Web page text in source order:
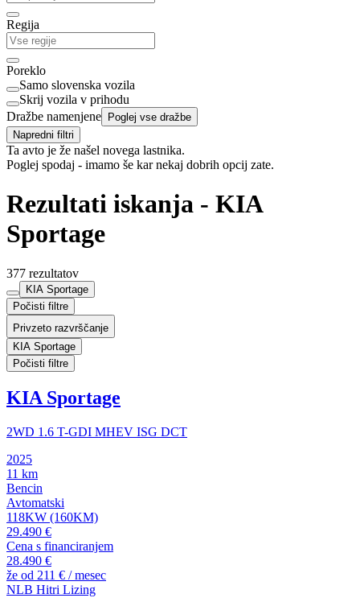
Regija
Poreklo
Samo slovenska vozila
Skrij vozila v prihodu
Dražbe namenjene Poglej vse dražbe
Napredni filtri
Ta avto je že našel novega lastnika.
Poglej spodaj - imamo še kar nekaj dobrih opcij zate.
Rezultati iskanja - KIA
Sportage
377 rezultatov
KIA Sportage
Počisti filtre
Privzeto razvrščanje
KIA Sportage
Počisti filtre
KIA Sportage
2WD 1.6 T-GDI MHEV ISG DCT
2025
11 km
Bencin
Avtomatski
118KW (160KM)
29.490 €
Cena s financiranjem
28.490 €
že od 211 € / mesec
NLB Hitri Lizing